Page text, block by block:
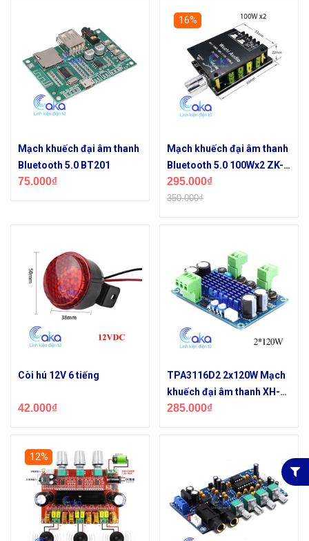
Mạch khuếch đại âm thanh
Bluetooth 5.0 BT201
75.000₫
16%
Mạch khuếch đại âm thanh
Bluetooth 5.0 100Wx2 ZK-
1002L
295.000₫
350.000₫
Còi hú 12V 6 tiếng
42.000₫
TPA3116D2 2x120W Mạch
khuếch đại âm thanh XH-
M572
285.000₫
12%